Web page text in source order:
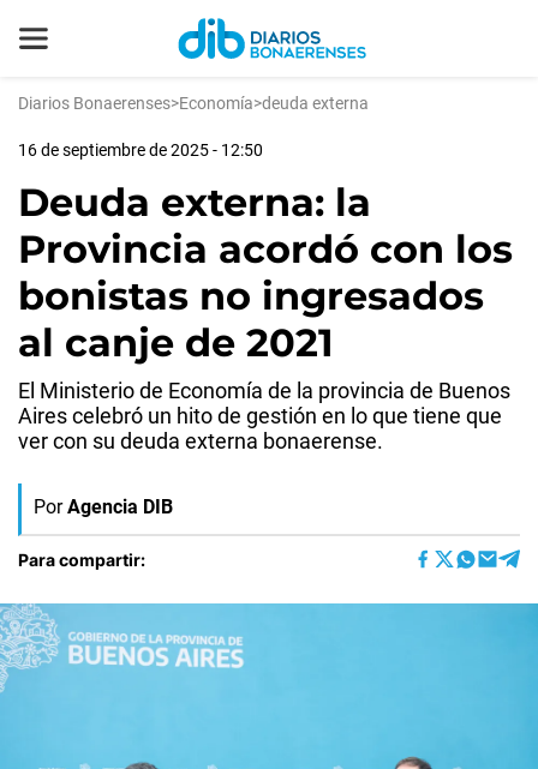
Diarios Bonaerenses>Economía>deuda externa
16 de septiembre de 2025 - 12:50
Deuda externa: la
Provincia acordó con los
bonistas no ingresados
al canje de 2021
El Ministerio de Economía de la provincia de Buenos
Aires celebró un hito de gestión en lo que tiene que
ver con su deuda externa bonaerense.
Por Agencia DIB
Para compartir: